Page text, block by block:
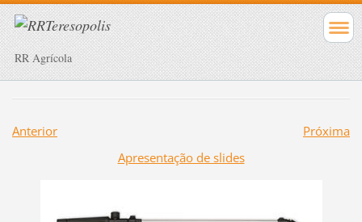
RR Agrícola
Anterior
Próxima
Apresentação de slides